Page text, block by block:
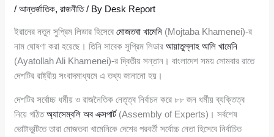
/আন্তর্জাতিক,রাজনীতি/ By Desk Report
ইরানের নতুন সুপ্রিম লিডার হিসেবেমোজতবা খামেনি (Mojtaba Khamenei)-র
নাম ঘোষণা করা হয়েছে। তিনি সাবেক সুপ্রিম লিডারআয়াতুল্লাহ আলি খামেনি
(Ayatollah Ali Khamenei)-র দ্বিতীয় সন্তান। বাংলাদেশ সময় সোমবার রাতে
দেশটির রাষ্ট্রীয় সংবাদমাধ্যমে এ তথ্য জানানো হয়।
দেশটির সর্বোচ্চ ধর্মীয় ও রাজনৈতিক নেতৃত্ব নির্বাচন করে ৮৮ জন ধর্মীয় ব্যক্তিত্ব
নিয়ে গঠিতঅ্যাসেম্বলি অব এক্সপার্ট(Assembly of Experts)। সর্বশেষ
ভোটাভুটিতে তারা মোজতবা খামেনিকে দেশের পরবর্তী সর্বোচ্চ নেতা হিসেবে নির্বাচিত